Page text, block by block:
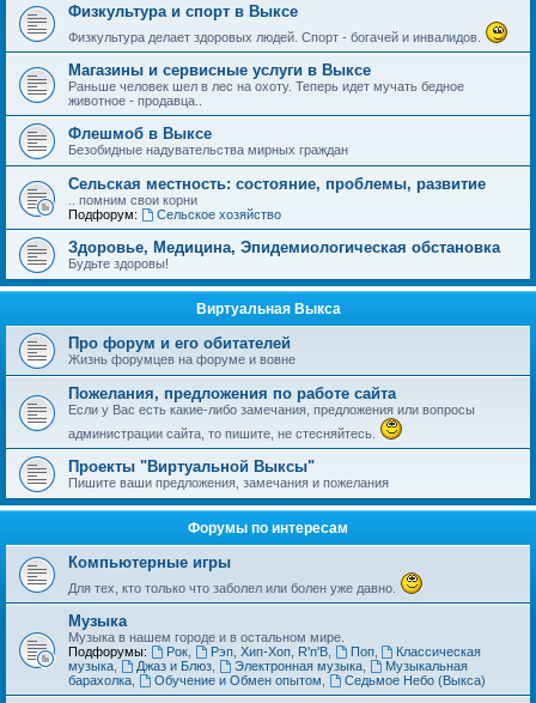
Физкультура и спорт в Выксе
Физкультура делает здоровых людей. Спорт - богачей и инвалидов.
Магазины и сервисные услуги в Выксе
Раньше человек шел в лес на охоту. Теперь идет мучать бедное
животное - продавца..
Флешмоб в Выксе
Безобидные надувательства мирных граждан
Сельская местность: состояние, проблемы, развитие
.. помним свои корни
Подфорум:
Сельское хозяйство
Здоровье, Медицина, Эпидемиологическая обстановка
Будьте здоровы!
Виртуальная Выкса
Про форум и его обитателей
Жизнь форумцев на форуме и вовне
Пожелания, предложения по работе сайта
Если у Вас есть какие-либо замечания, предложения или вопросы
администрации сайта, то пишите, не стесняйтесь.
Проекты "Виртуальной Выксы"
Пишите ваши предложения, замечания и пожелания
Форумы по интересам
Компьютерные игры
Для тех, кто только что заболел или болен уже давно.
Музыка
Музыка в нашем городе и в остальном мире.
Подфорумы:
Рок, Рэп, Хип-Хоп, R'n'B, Поп,
Классическая
музыка
Джаз и Блюз, Электронная музыка,
Музыкальная
барахолка
Обучение и Обмен опытом Седьмое Небо (Выкса)